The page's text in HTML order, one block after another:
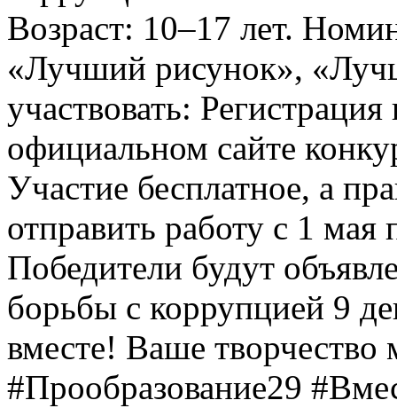
Возраст: 10–17 лет.
«Лучший рисунок»,
участвовать:
официальном сайте
Участие бесплатное, а
отправить работу с 1 мая
Победители будут
борьбы с коррупцией 9
вместе! Ваше творчество
#Прообразование29